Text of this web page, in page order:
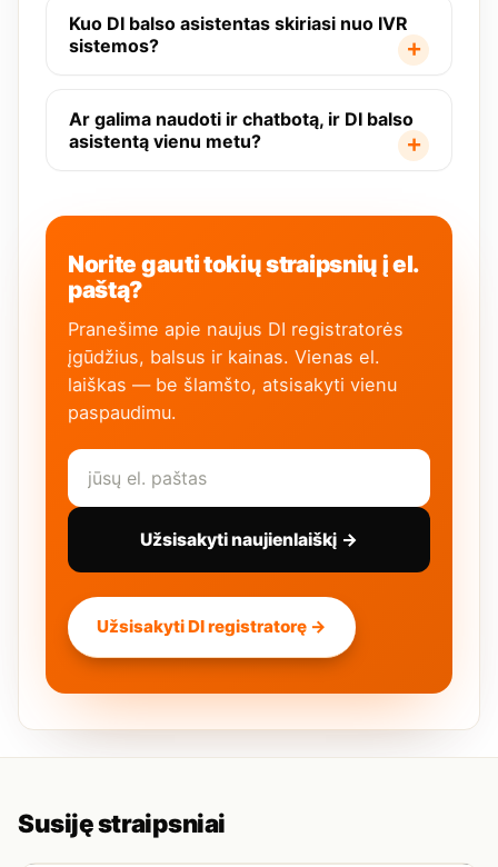
Kuo DI balso asistentas skiriasi nuo IVR
sistemos?
Ar galima naudoti ir chatbotą, ir DI balso
asistentą vienu metu?
Norite gauti tokių straipsnių į el.
paštą?
Pranešime apie naujus DI registratorės
įgūdžius, balsus ir kainas. Vienas el.
laiškas — be šlamšto, atsisakyti vienu
paspaudimu.
Užsisakyti naujienlaiškį →
Užsisakyti DI registratorę →
Susiję straipsniai